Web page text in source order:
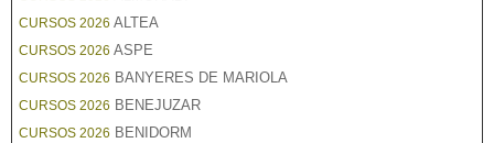
CURSOS 2026 ALTEA
CURSOS 2026 ASPE
CURSOS 2026 BANYERES DE MARIOLA
CURSOS 2026 BENEJUZAR
CURSOS 2026 BENIDORM